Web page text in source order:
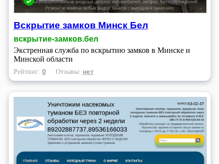
Вскрытие замков Минск Бел
вскрытие-замков.бел
Экстренная служба по вскрытию замков в Минске и
Минской области
Рейтинг: 0 Отзывы: нет